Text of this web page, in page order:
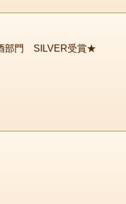
部門 SILVER受賞★